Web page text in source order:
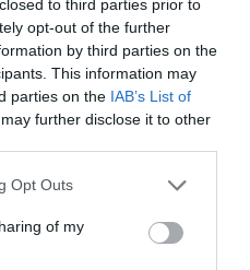
to third parties prior to
opt-out of the further
by third parties on the
This information may
parties on the IAB’s List of
further disclose it to other
Opt Outs
of my
seis meses la
Koldo, ante el
por la UCO